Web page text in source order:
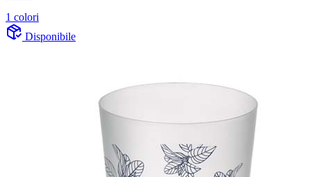
1 colori
Disponibile